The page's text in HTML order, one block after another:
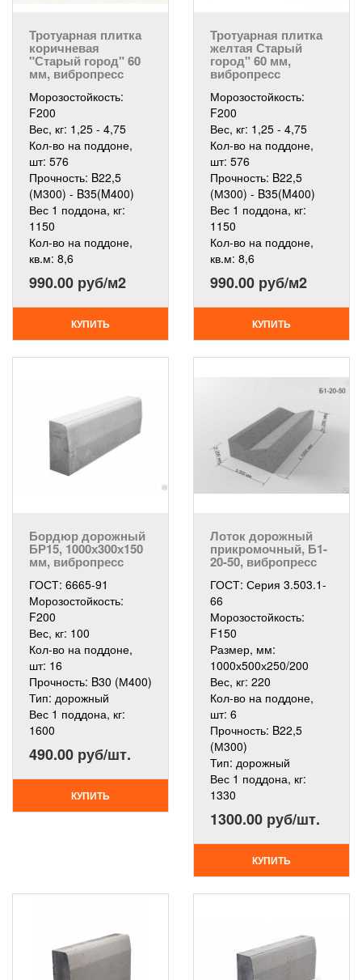
Тротуарная плитка
коричневая
"Старый город" 60
мм, вибропресс
Морозостойкость:
F200
Вес, кг: 1,25 - 4,75
Кол-во на поддоне,
шт: 576
Прочность: B22,5
(М300) - B35(M400)
Вес 1 поддона, кг:
1150
Кол-во на поддоне,
кв.м: 8,6
990.00 руб/м2
КУПИТЬ
Тротуарная плитка
желтая Старый
город" 60 мм,
вибропресс
Морозостойкость:
F200
Вес, кг: 1,25 - 4,75
Кол-во на поддоне,
шт: 576
Прочность: B22,5
(М300) - B35(M400)
Вес 1 поддона, кг:
1150
Кол-во на поддоне,
кв.м: 8,6
990.00 руб/м2
КУПИТЬ
Бордюр дорожный
БР15, 1000х300х150
мм, вибропресс
ГОСТ: 6665-91
Морозостойкость:
F200
Вес, кг: 100
Кол-во на поддоне,
шт: 16
Прочность: B30 (М400)
Тип: дорожный
Вес 1 поддона, кг:
1600
490.00 руб/шт.
КУПИТЬ
Лоток дорожный
прикромочный, Б1-
20-50, вибропресс
ГОСТ: Серия 3.503.1-
66
Морозостойкость:
F150
Размер, мм:
1000х500х250/200
Вес, кг: 220
Кол-во на поддоне,
шт: 6
Прочность: B22,5
(М300)
Тип: дорожный
Вес 1 поддона, кг:
1330
1300.00 руб/шт.
КУПИТЬ